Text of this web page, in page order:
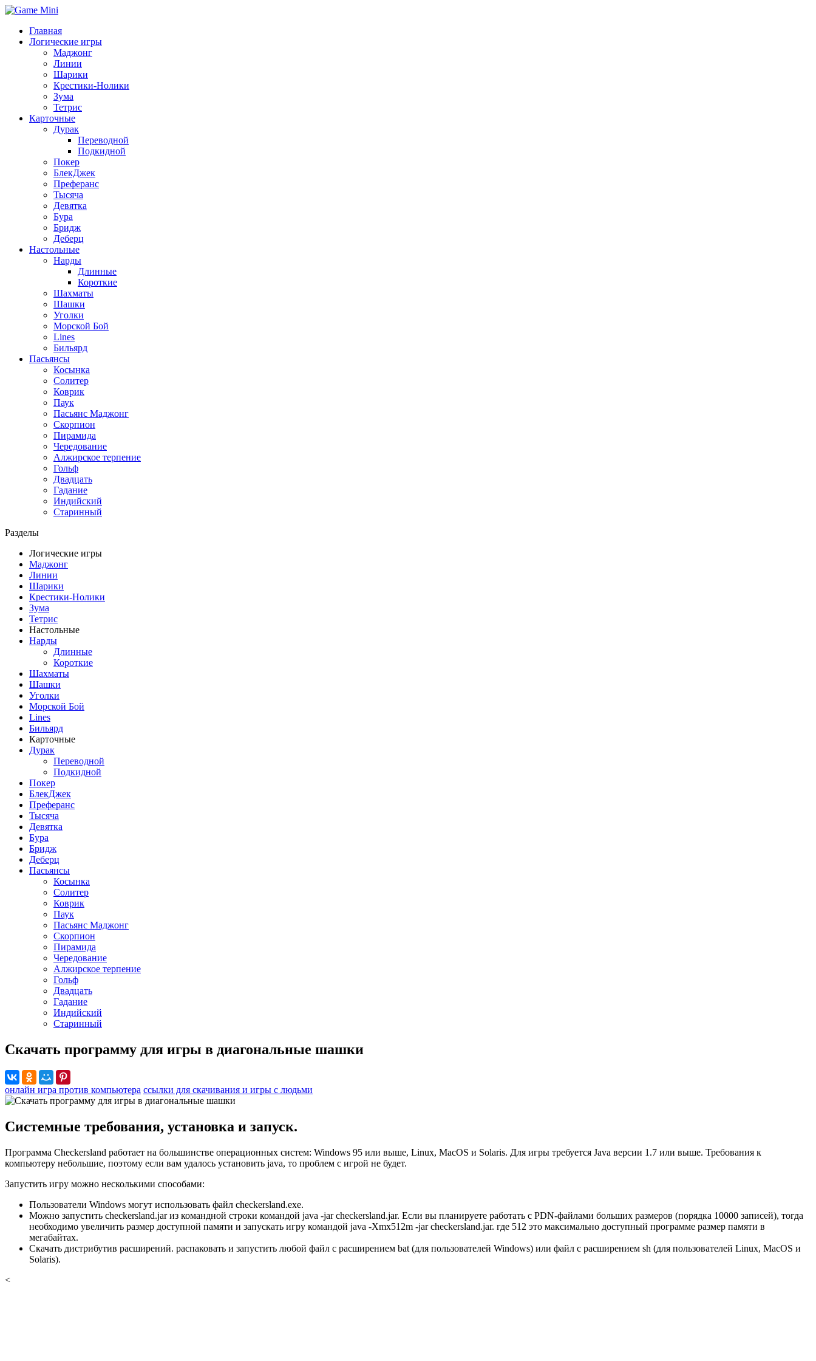
Главная
Логические игры
Маджонг
Линии
Шарики
Крестики-Нолики
Зума
Тетрис
Карточные
Дурак
Переводной
Подкидной
Покер
БлекДжек
Преферанс
Тысяча
Девятка
Бура
Бридж
Деберц
Настольные
Нарды
Длинные
Короткие
Шахматы
Шашки
Уголки
Морской Бой
Lines
Бильярд
Пасьянсы
Косынка
Солитер
Коврик
Паук
Пасьянс Маджонг
Скорпион
Пирамида
Чередование
Алжирское терпение
Гольф
Двадцать
Гадание
Индийский
Старинный
Разделы
Логические игры
Маджонг
Линии
Шарики
Крестики-Нолики
Зума
Тетрис
Настольные
Нарды
Длинные
Короткие
Шахматы
Шашки
Уголки
Морской Бой
Lines
Бильярд
Карточные
Дурак
Переводной
Подкидной
Покер
БлекДжек
Преферанс
Тысяча
Девятка
Бура
Бридж
Деберц
Пасьянсы
Косынка
Солитер
Коврик
Паук
Пасьянс Маджонг
Скорпион
Пирамида
Чередование
Алжирское терпение
Гольф
Двадцать
Гадание
Индийский
Старинный
Скачать программу для игры в диагональные шашки
онлайн игра против компьютера ссылки для скачивания и игры с людьми
Системные требования, установка и запуск.
Программа Checkersland работает на большинстве операционных систем: Windows 95 или выше, Linux, MacOS и Solaris. Для игры требуется Java версии 1.7 или выше. Требования к
компьютеру небольшие, поэтому если вам удалось установить java, то проблем с игрой не будет.
Запустить игру можно несколькими способами:
Пользователи Windows могут использовать файл checkersland.exe.
Можно запустить checkersland.jar из командной строки командой java -jar checkersland.jar. Если вы планируете работать с PDN-файлами больших размеров (порядка 10000 записей), тогда
необходимо увеличить размер доступной памяти и запускать игру командой java -Xmx512m -jar checkersland.jar. где 512 это максимально доступный программе размер памяти в
мегабайтах.
Скачать дистрибутив расширений. распаковать и запустить любой файл с расширением bat (для пользователей Windows) или файл с расширением sh (для пользователей Linux, MacOS и
Solaris).
<